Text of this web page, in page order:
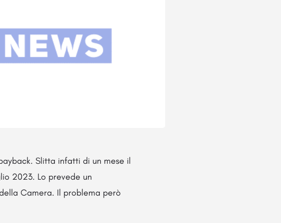
Slitta infatti di un mese il
2023. Lo prevede un
Camera. Il problema però